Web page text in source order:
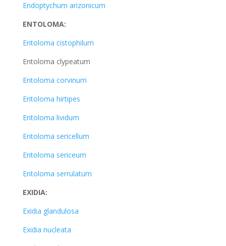
Endoptychum arizonicum
ENTOLOMA:
Entoloma cistophilum
Entoloma clypeatum
Entoloma corvinum
Entoloma hirtipes
Entoloma lividum
Entoloma sericellum
Entoloma sericeum
Entoloma serrulatum
EXIDIA:
Exidia glandulosa
Exidia nucleata